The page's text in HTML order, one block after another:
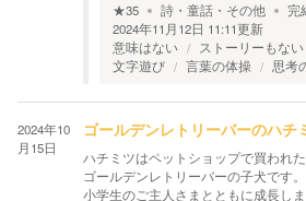
★35 詩・童話・その他 完
2024年11月12日 11:11更新
意味はない
ストーリーもない
文字遊び
言葉の体操 思考
2024年10
月15日
ゴールデンレトリーバーのハチ
ハチミツはペットショップで買われた
ゴールデンレトリーバーの子犬です。
小学生のご主人さまとともに成長しま